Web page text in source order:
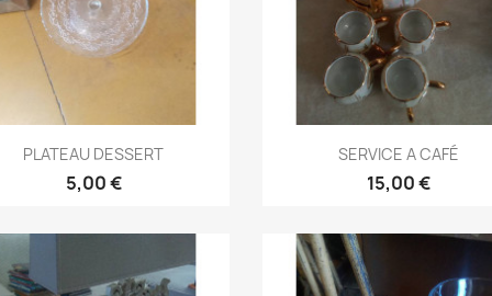
Aperçu rapide
PLATEAU DESSERT
5,00 €
Aperçu rapide
SERVICE A CAFÉ
15,00 €